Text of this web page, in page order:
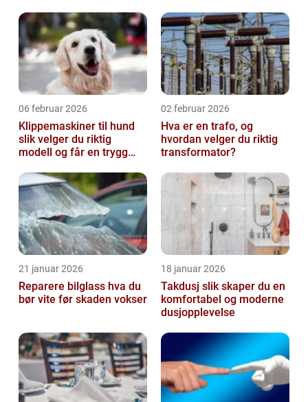
06 februar 2026
Klippemaskiner til hund
slik velger du riktig
modell og får en trygg
02 februar 2026
Hva er en trafo, og
hvordan velger du riktig
transformator?
21 januar 2026
Reparere bilglass hva du
bør vite før skaden vokser
18 januar 2026
Takdusj slik skaper du en
komfortabel og moderne
dusjopplevelse